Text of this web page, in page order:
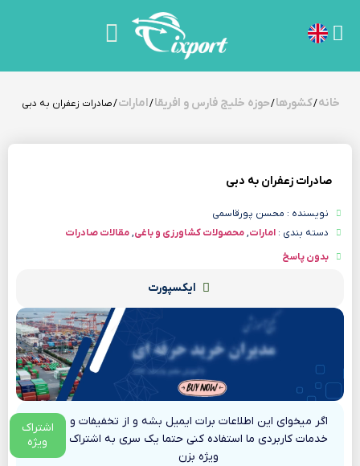
خانه/کشورها/حوزه خلیج فارس و افریقا/امارات/ صادرات زعفران به دبی
صادرات زعفران به دبی
نویسنده : محسن پورقاسمی
دسته بندی : امارات,محصولات کشاورزی و باغی,مقالات صادرات
بدون پاسخ
ایکسپورت
اگر میخوای این اطلاعات برات ایمیل بشه و از تخفیفات و
خدمات کاربردی ما استفاده کنی حتما یک سری به اشتراک
ویژه بزن
اشتراک
ویژه